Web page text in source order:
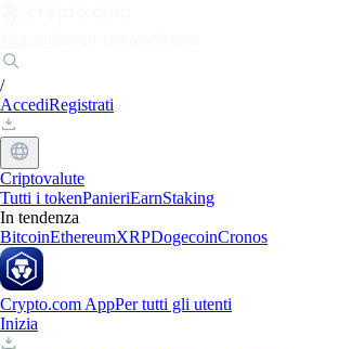
/
AccediRegistrati
Criptovalute
Tutti i tokenPanieriEarnStaking
In tendenza
BitcoinEthereumXRPDogecoinCronos
Crypto.com AppPer tutti gli utenti
Inizia